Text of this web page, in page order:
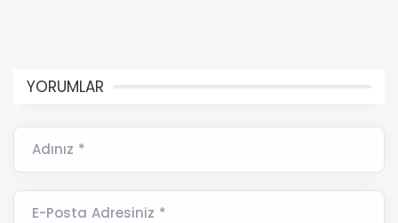
YORUMLAR
Adınız *
E-Posta Adresiniz *